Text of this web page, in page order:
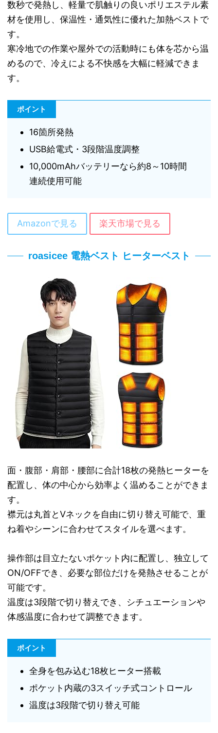
数秒で発熱し、軽量で肌触りの良いポリエステル素
材を使用し、保温性・通気性に優れた加熱ベストで
す。
寒冷地での作業や屋外での活動時にも体を芯から温
めるので、冷えによる不快感を大幅に軽減できま
す。
ポイント
16箇所発熱
USB給電式・3段階温度調整
10,000mAhバッテリーなら約8～10時間
連続使用可能
Amazonで見る 楽天市場で見る
roasicee 電熱ベスト ヒーターベスト
面・腹部・肩部・腰部に合計18枚の発熱ヒーターを
配置し、体の中心から効率よく温めることができま
す。
襟元は丸首とVネックを自由に切り替え可能で、重
ね着やシーンに合わせてスタイルを選べます。
操作部は目立たないポケット内に配置し、独立して
ON/OFFでき、必要な部位だけを発熱させることが
可能です。
温度は3段階で切り替えでき、シチュエーションや
体感温度に合わせて調整できます。
ポイント
全身を包み込む18枚ヒーター搭載
ポケット内蔵の3スイッチ式コントロール
温度は3段階で切り替え可能